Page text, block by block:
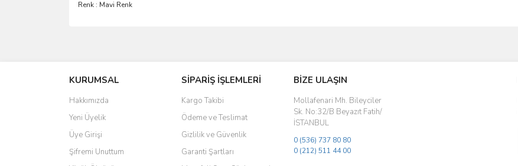
Renk : Mavi Renk
Ürün resmi kalitesiz, bozuk veya görüntülenemiyor.
Ürün açıklamasında eksik bilgiler bulunuyor.
Ürün bilgilerinde hatalar bulunuyor.
Ürün fiyatı diğer sitelerden daha pahalı.
Bu ürüne benzer farklı alternatifler olmalı.
KURUMSAL
Hakkımızda
Yeni Üyelik
Üye Girişi
Şifremi Unuttum
SİPARİŞ İŞLEMLERİ
Kargo Takibi
Ödeme ve Teslimat
Gizlilik ve Güvenlik
Garanti Şartları
BİZE ULAŞIN
Mollafenari Mh. Bileyciler
Sk. No:32/B Beyazıt Fatih/
İSTANBUL
0 (536) 737 80 80
0 (212) 511 44 00